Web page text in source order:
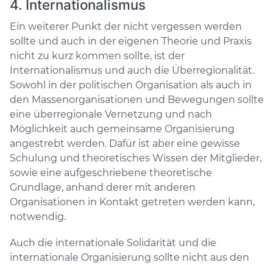
4. Internationalismus
Ein weiterer Punkt der nicht vergessen werden
sollte und auch in der eigenen Theorie und Praxis
nicht zu kurz kommen sollte, ist der
Internationalismus und auch die Überregionalität.
Sowohl in der politischen Organisation als auch in
den Massenorganisationen und Bewegungen sollte
eine überregionale Vernetzung und nach
Möglichkeit auch gemeinsame Organisierung
angestrebt werden. Dafür ist aber eine gewisse
Schulung und theoretisches Wissen der Mitglieder,
sowie eine aufgeschriebene theoretische
Grundlage, anhand derer mit anderen
Organisationen in Kontakt getreten werden kann,
notwendig.
Auch die internationale Solidarität und die
internationale Organisierung sollte nicht aus den